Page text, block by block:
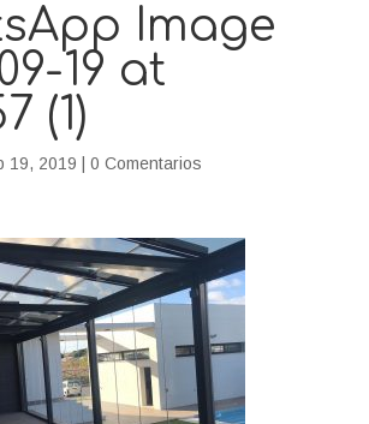
Image
19 at
(1)
19, 2019 0 Comentarios